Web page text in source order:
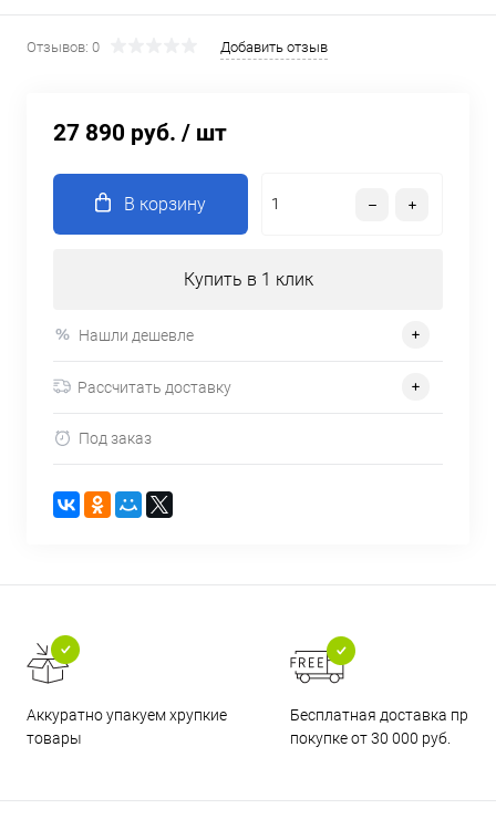
Отзывов: 0 Добавить отзыв
27 890 руб. / шт
В корзину
Купить в 1 клик
Нашли дешевле
Рассчитать доставку
Под заказ
Аккуратно упакуем хрупкие
товары
Бесплатная доставка при
покупке от 30 000 руб.